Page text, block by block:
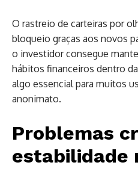
O rastreio de carteiras por
bloqueio graças aos novos
o investidor consegue
hábitos financeiros dentro
algo essencial para muitos
anonimato.
Problemas
estabilidade